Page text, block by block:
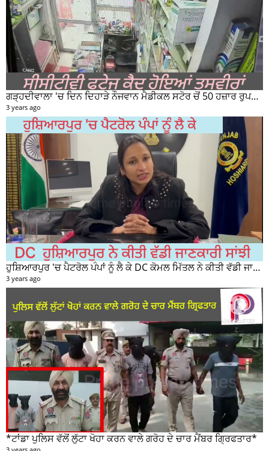
ਗੜ੍ਹਦੀਵਾਲਾ 'ਚ ਦਿਨ ਦਿਹਾੜੇ ਨੌਜਵਾਨ ਮੈਡੀਕਲ ਸਟੋਰ ਚੋਂ 50 ਹਜ਼ਾਰ ਰੁਪਏ ਦੀ ਨਕਦੀ ਚੋਰੀ ਕਰਕੇ ਹੋਇਆ ਰਫੂਚੱਕਰ
3 years ago
ਹੁਸ਼ਿਆਰਪੁਰ 'ਚ ਪੈਟਰੋਲ ਪੰਪਾਂ ਨੂੰ ਲੈ ਕੇ DC ਕੋਮਲ ਮਿੱਤਲ ਨੇ ਕੀਤੀ ਵੱਡੀ ਜਾਣਕਾਰੀ ਸਾਂਝੀ
3 years ago
*ਟਾਂਡਾ ਪੁਲਿਸ ਵੱਲੋਂ ਲੁੱਟਾ ਖੋਹਾ ਕਰਨ ਵਾਲੇ ਗਰੋਹ ਦੇ ਚਾਰ ਮੈਂਬਰ ਗ੍ਰਿਫਤਾਰ*